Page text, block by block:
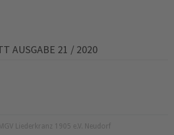
AUSGABE 21 / 2020
Liederkranz 1905 e.V. Neudorf